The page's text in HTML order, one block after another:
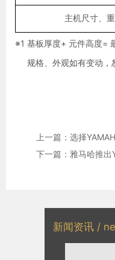
新闻资讯 /
主机尺寸、
※1 基板厚度+ 元件高度=
规格、外观如有变动，
上一篇：选择
下一篇：雅马哈推